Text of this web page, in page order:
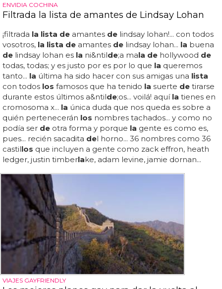
ENVIDIA COCHINA
Filtrada la lista de amantes de Lindsay Lohan
¡filtrada la lista de amantes de lindsay lohan!... con todos
vosotros, la lista de amantes de lindsay lohan... la buena
de lindsay lohan es la ni&ntilde;a mala de hollywood de
todas, todas; y es justo por es por lo que la queremos
tanto... la última ha sido hacer con sus amigas una lista
con todos los famosos que ha tenido la suerte de tirarse
durante estos últimos a&ntilde;os... voilá! aquí la tienes en
cromosoma x... la única duda que nos queda es sobre a
quién pertenecerán los nombres tachados... y como no
podía ser de otra forma y porque la gente es como es,
pues... recién sacadita del horno... 36 nombres como 36
castillos que incluyen a gente como zack effron, heath
ledger, justin timberlake, adam levine, jamie dornan...
VIAJES GAYFRIENDLY